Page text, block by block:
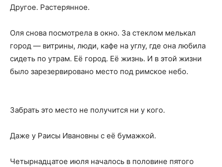
Другое. Растерянное.
Оля снова посмотрела в окно. За стеклом мелькал
город — витрины, люди, кафе на углу, где она любила
сидеть по утрам. Её город. Её жизнь. И в этой жизни
было зарезервировано место под римское небо.
Забрать это место не получится ни у кого.
Даже у Раисы Ивановны с её бумажкой.
Четырнадцатое июля началось в половине пятого